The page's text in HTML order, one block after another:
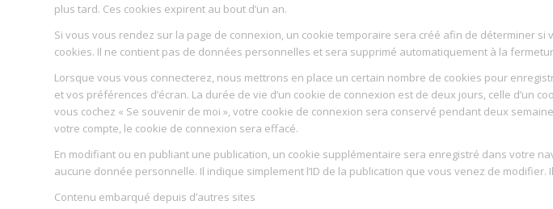
plus tard. Ces cookies expirent au bout d’un an.
Si vous vous rendez sur la page de connexion, un cookie temporaire sera créé afin de déterminer si
cookies. Il ne contient pas de données personnelles et sera supprimé automatiquement à la
Lorsque vous vous connecterez, nous mettrons en place un certain nombre de cookies pour
et vos préférences d’écran. La durée de vie d’un cookie de connexion est de deux jours, celle d’un
vous cochez « Se souvenir de moi », votre cookie de connexion sera conservé pendant deux
votre compte, le cookie de connexion sera effacé.
En modifiant ou en publiant une publication, un cookie supplémentaire sera enregistré dans votre
aucune donnée personnelle. Il indique simplement l’ID de la publication que vous venez de modifier.
Contenu embarqué depuis d’autres sites